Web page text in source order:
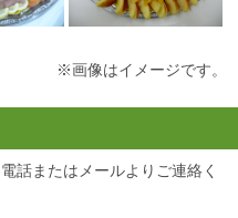
※画像はイメージです。
話またはメールよりご連絡く